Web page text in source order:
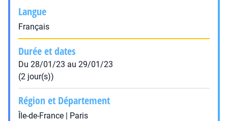
Langue
Français
Durée et dates
Du 28/01/23 au 29/01/23
(2 jour(s))
Région et Département
Île-de-France | Paris